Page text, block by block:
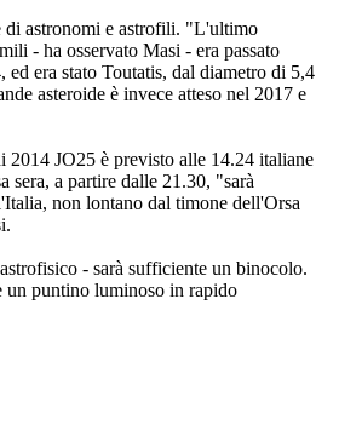
di astronomi e astrofili. "L'ultimo
- ha osservato Masi - era passato
era stato Toutatis, dal diametro di 5,4
asteroide è invece atteso nel 2017 e
2014 JO25 è previsto alle 14.24 italiane
sera, a partire dalle 21.30, "sarà
non lontano dal timone dell'Orsa
- sarà sufficiente un binocolo.
un puntino luminoso in rapido